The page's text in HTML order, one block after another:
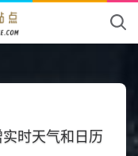
时天气和日历